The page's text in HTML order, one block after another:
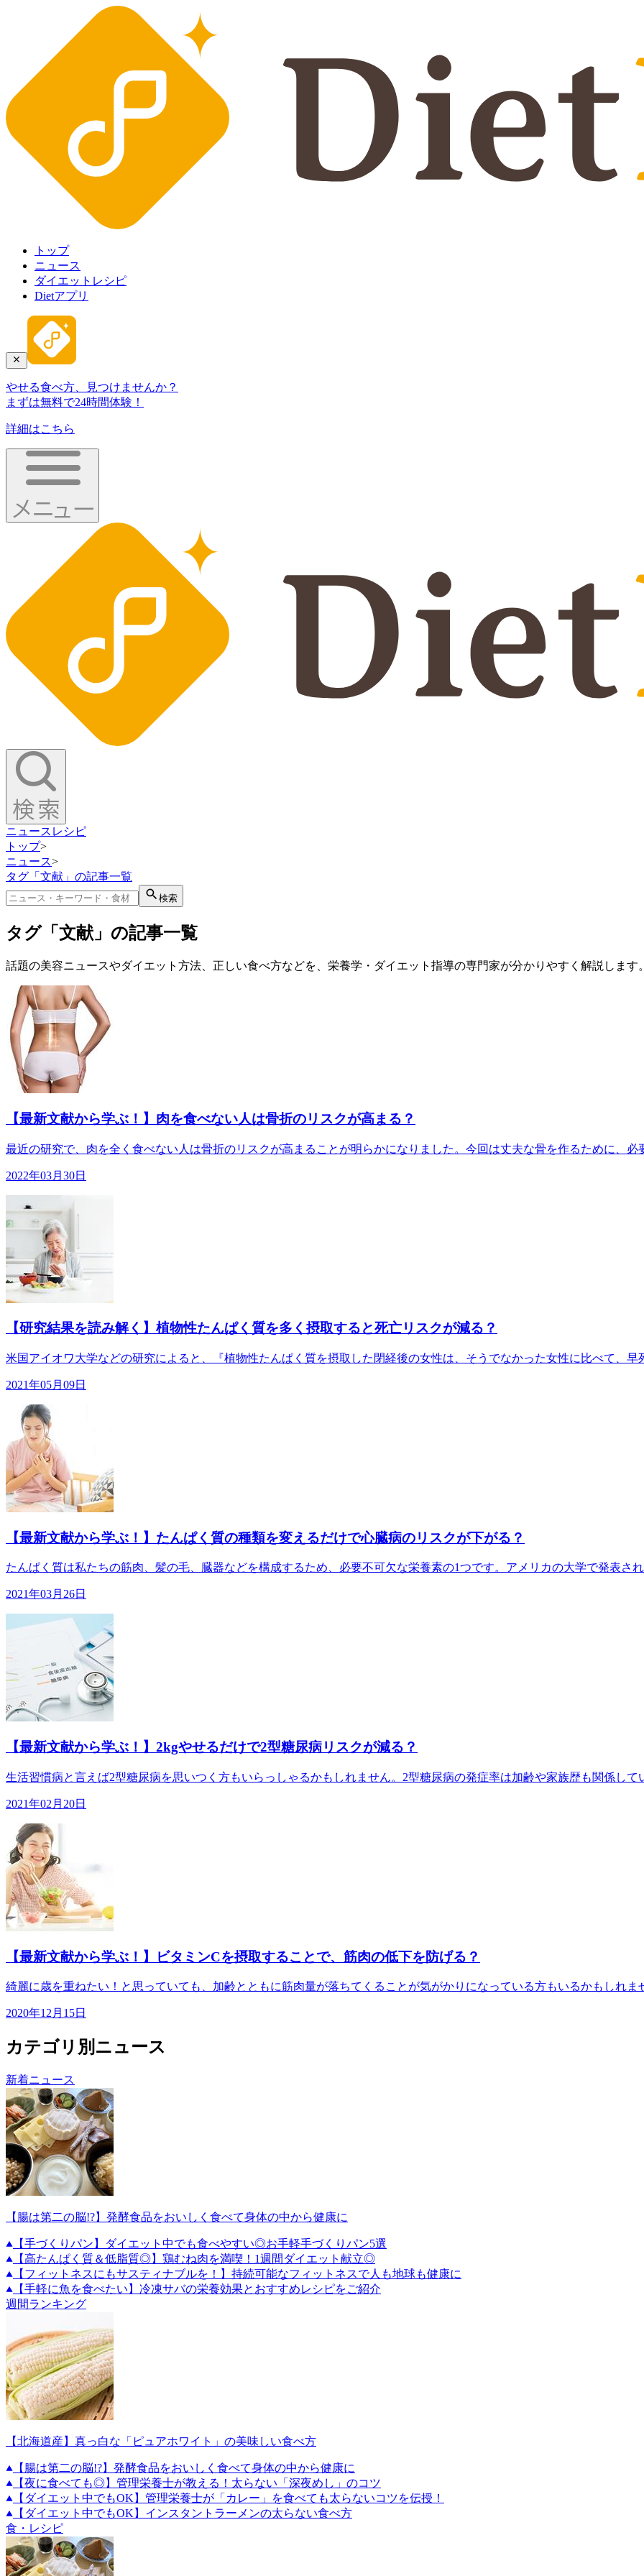
トップ
ニュース
ダイエットレシピ
Dietアプリ
やせる食べ方、見つけませんか？
まずは無料で24時間体験！
詳細はこちら
ニュース レシピ
トップ>
ニュース>
タグ「文献」の記事一覧
検索
タグ「文献」の記事一覧
話題の美容ニュースやダイエット方法、正しい食べ方などを、栄養学・ダイエット指導の専門家が分かりやすく解説します
【最新文献から学ぶ！】肉を食べない人は骨折のリスクが高まる？
最近の研究で、肉を全く食べない人は骨折のリスクが高まることが明らかになりました。今回は丈夫な骨を作るために、必
2022年03月30日
【研究結果を読み解く】植物性たんぱく質を多く摂取すると死亡リスクが減る？
米国アイオワ大学などの研究によると、『植物性たんぱく質を摂取した閉経後の女性は、そうでなかった女性に比べて、早
2021年05月09日
【最新文献から学ぶ！】たんぱく質の種類を変えるだけで心臓病のリスクが下がる？
たんぱく質は私たちの筋肉、髪の毛、臓器などを構成するため、必要不可欠な栄養素の1つです。アメリカの大学で発表さ
2021年03月26日
【最新文献から学ぶ！】2kgやせるだけで2型糖尿病リスクが減る？
生活習慣病と言えば2型糖尿病を思いつく方もいらっしゃるかもしれません。2型糖尿病の発症率は加齢や家族歴も関係して
2021年02月20日
【最新文献から学ぶ！】ビタミンCを摂取することで、筋肉の低下を防げる？
綺麗に歳を重ねたい！と思っていても、加齢とともに筋肉量が落ちてくることが気がかりになっている方もいるかもしれま
2020年12月15日
カテゴリ別ニュース
新着ニュース
【腸は第二の脳!?】発酵食品をおいしく食べて身体の中から健康に
【手づくりパン】ダイエット中でも食べやすい◎お手軽手づくりパン5選
【高たんぱく質＆低脂質◎】鶏むね肉を満喫！1週間ダイエット献立◎
【フィットネスにもサスティナブルを！】持続可能なフィットネスで人も地球も健康に
【手軽に魚を食べたい】冷凍サバの栄養効果とおすすめレシピをご紹介
週間ランキング
【北海道産】真っ白な「ピュアホワイト」の美味しい食べ方
【腸は第二の脳!?】発酵食品をおいしく食べて身体の中から健康に
【夜に食べても◎】管理栄養士が教える！太らない「深夜めし」のコツ
【ダイエット中でもOK】管理栄養士が「カレー」を食べても太らないコツを伝授！
【ダイエット中でもOK】インスタントラーメンの太らない食べ方
食・レシピ